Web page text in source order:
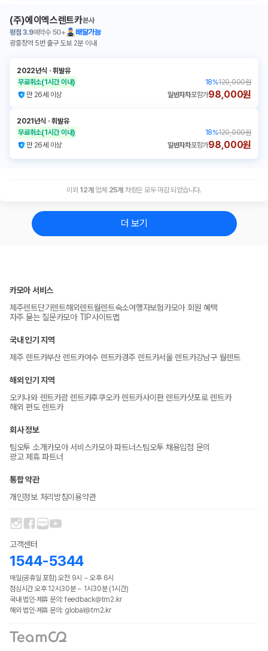
(주)에이엑스렌트카본사
평점 3.9예약수 50+
배달가능
광흥창역 5번 출구 도보 2분 이내
2022년식 ㆍ휘발유
무료취소(1시간 이내) 18%120,000원
만 26세 이상
일반자차포함가98,000원
2021년식 ㆍ휘발유
무료취소(1시간 이내) 18%120,000원
만 26세 이상
일반자차포함가98,000원
이외 12개 업체 25개 차량은 모두 마감 되었습니다.
더 보기
카모아 서비스
제주렌트단기렌트해외렌트월렌트숙소여행자보험카모아 회원 혜택
자주 묻는 질문카모아 TIP사이트맵
국내 인기 지역
제주 렌트카부산 렌트카여수 렌트카경주 렌트카서울 렌트카강남구 월렌트
해외 인기 지역
오키나와 렌트카괌 렌트카후쿠오카 렌트카사이판 렌트카삿포로 렌트카
해외 편도 렌트카
회사 정보
팀오투 소개카모아 서비스카모아 파트너스팀오투 채용입점 문의
광고 제휴 파트너
통합 약관
개인정보 처리방침이용약관
고객센터
1544-5344
매일(공휴일 포함) 오전 9시 ~ 오후 6시
점심시간 오후 12시30분 ~ 1시30분 (1시간)
국내 법인·제휴 문의: feedback@tm2.kr
해외 법인·제휴 문의: global@tm2.kr